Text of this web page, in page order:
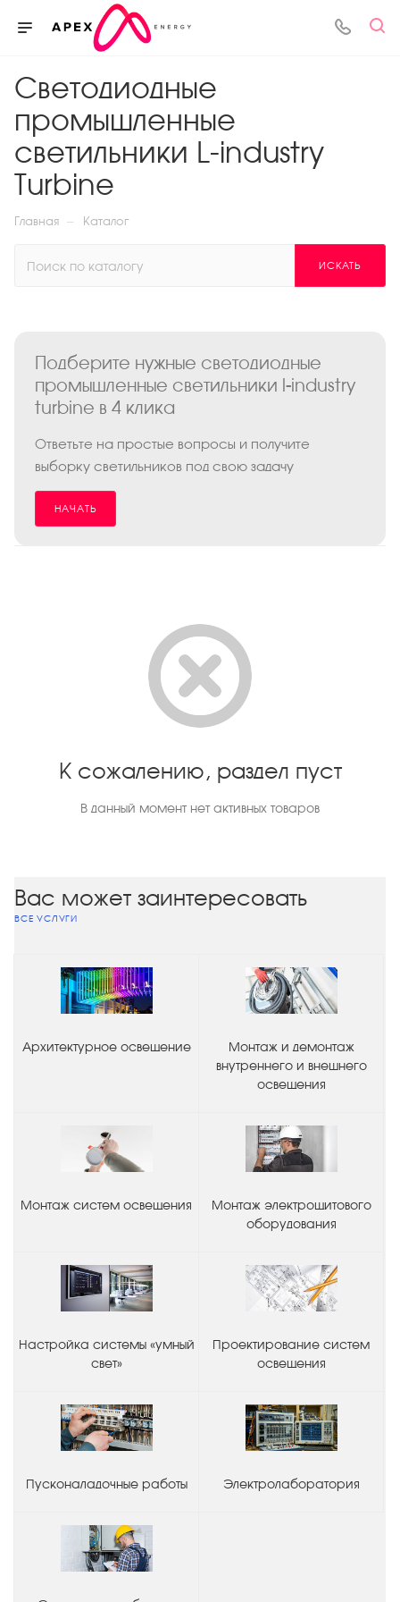
Светодиодные
промышленные
светильники L-industry
Turbine
Главная — Каталог
ИСКАТЬ
Подберите нужные светодиодные
промышленные светильники l-industry
turbine в 4 клика
Ответьте на простые вопросы и получите
выборку светильников под свою задачу
НАЧАТЬ
К сожалению, раздел пуст
В данный момент нет активных товаров
Вас может заинтересовать
ВСЕ УСЛУГИ
Архитектурное освещение
Монтаж и демонтаж
внутреннего и внешнего
освещения
Монтаж систем освещения
Монтаж электрощитового
оборудования
Настройка системы «умный
свет»
Проектирование систем
освещения
Пусконаладочные работы Электролаборатория